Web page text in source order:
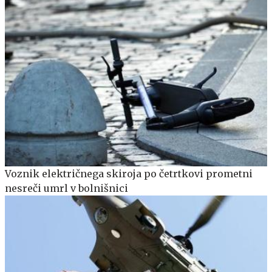
Voznik električnega skiroja po četrtkovi prometni
nesreči umrl v bolnišnici